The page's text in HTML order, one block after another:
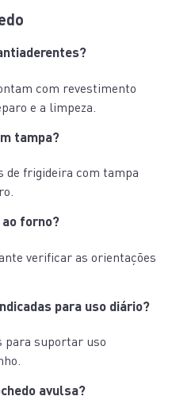
com revestimento
e a limpeza.
tampa?
de frigideira com tampa
ao forno?
verificar as orientações
para uso diário?
para suportar uso
avulsa?